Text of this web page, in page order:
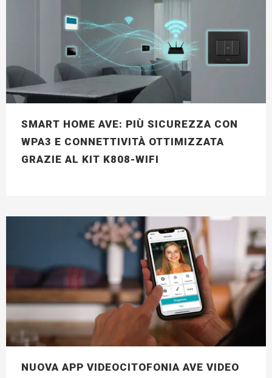
SMART HOME AVE: PIÙ SICUREZZA CON
WPA3 E CONNETTIVITÀ OTTIMIZZATA
GRAZIE AL KIT K808-WIFI
NUOVA APP VIDEOCITOFONIA AVE VIDEO